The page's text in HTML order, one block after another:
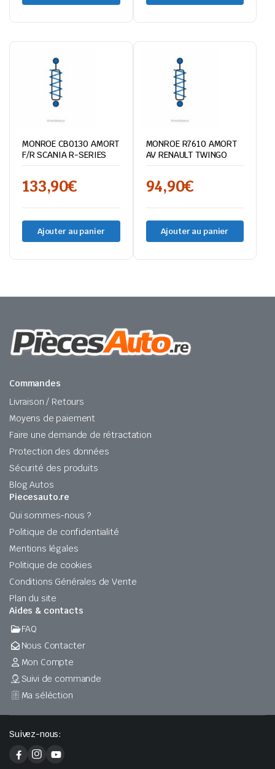
MONROE CB0130 AMORT
F/R SCANIA R-SERIES
133,90€
Ajouter au panier
MONROE R7610 AMORT
AV RENAULT TWINGO
94,90€
Ajouter au panier
Commandes
Livraison / Retours
Moyens de paiement
Faire une demande de rétractation
Protection des données
Sécurité des produits
Blog Autos
Piecesauto.re
Qui sommes-nous ?
Politique de confidentialité
Mentions légales
Politique de cookies
Conditions Générales de Vente
Plan du site
Aides & contacts
FAQ
Nous Contacter
Mon Compte
Suivi de commande
Ma séléction
Suivez-nous: